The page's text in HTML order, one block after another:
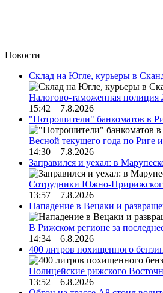
Новости
Склад на Югле, курьеры в
Налогово-таможенная полиция
15:42 7.8.2026
"Потрошители" банкоматов в
Весной текущего года по Риге
14:30 7.8.2026
Заправился и уехал: в
Сотрудники Южно-
13:57 7.8.2026
Нападение в Вецаки и
В Рижском регионе за
14:34 6.8.2026
400 литров похищенного
Полицейские рижского
13:52 6.8.2026